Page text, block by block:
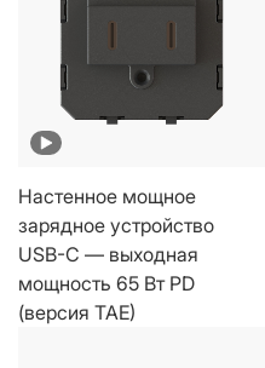
Настенное мощное
зарядное устройство
USB-C — выходная
мощность 65 Вт PD
(версия TAE)